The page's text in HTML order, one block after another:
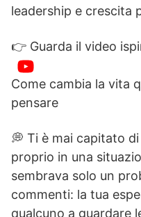
leadership e crescita
👉 Guarda il video
Come cambia la vita
pensare
💭 Ti è mai capitato
proprio in una
sembrava solo un
commenti: la tua
qualcuno a guardare